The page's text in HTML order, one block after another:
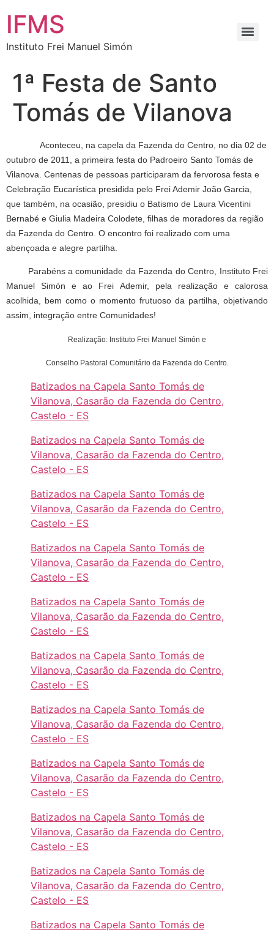
IFMS
Instituto Frei Manuel Simón
1ª Festa de Santo
Tomás de Vilanova
Aconteceu, na capela da Fazenda do Centro, no dia 02 de
outubro de 2011, a primeira festa do Padroeiro Santo Tomás de
Vilanova. Centenas de pessoas participaram da fervorosa festa e
Celebração Eucarística presidida pelo Frei Ademir João Garcia,
que também, na ocasião, presidiu o Batismo de Laura Vicentini
Bernabé e Giulia Madeira Colodete, filhas de moradores da região
da Fazenda do Centro. O encontro foi realizado com uma
abençoada e alegre partilha.
Parabéns a comunidade da Fazenda do Centro, Instituto Frei
Manuel Simón e ao Frei Ademir, pela realização e calorosa
acolhida, bem como o momento frutuoso da partilha, objetivando
assim, integração entre Comunidades!
Realização: Instituto Frei Manuel Simón e
Conselho Pastoral Comunitário da Fazenda do Centro.
Batizados na Capela Santo Tomás de
Vilanova, Casarão da Fazenda do Centro,
Castelo - ES
Batizados na Capela Santo Tomás de
Vilanova, Casarão da Fazenda do Centro,
Castelo - ES
Batizados na Capela Santo Tomás de
Vilanova, Casarão da Fazenda do Centro,
Castelo - ES
Batizados na Capela Santo Tomás de
Vilanova, Casarão da Fazenda do Centro,
Castelo - ES
Batizados na Capela Santo Tomás de
Vilanova, Casarão da Fazenda do Centro,
Castelo - ES
Batizados na Capela Santo Tomás de
Vilanova, Casarão da Fazenda do Centro,
Castelo - ES
Batizados na Capela Santo Tomás de
Vilanova, Casarão da Fazenda do Centro,
Castelo - ES
Batizados na Capela Santo Tomás de
Vilanova, Casarão da Fazenda do Centro,
Castelo - ES
Batizados na Capela Santo Tomás de
Vilanova, Casarão da Fazenda do Centro,
Castelo - ES
Batizados na Capela Santo Tomás de
Vilanova, Casarão da Fazenda do Centro,
Castelo - ES
Batizados na Capela Santo Tomás de